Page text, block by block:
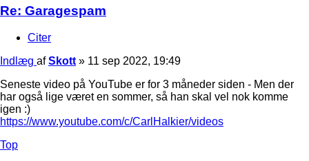
Re: Garagespam
Citer
Indlæg afSkott » 11 sep 2022, 19:49
Seneste video på YouTube er for 3 måneder siden - Men der
har også lige været en sommer, så han skal vel nok komme
igen :)
https://www.youtube.com/c/CarlHalkier/videos
Top